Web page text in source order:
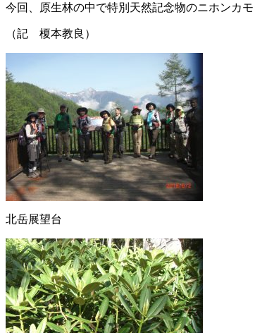
今回、原生林の中で特別天然記念物のニホンカ
（記 榎本教良）
北岳展望台